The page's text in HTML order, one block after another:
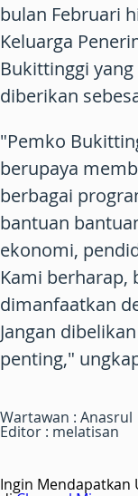
bulan Februari
Keluarga
Bukittinggi
diberikan
"Pemko
berupaya
berbagai
bantuan
ekonomi,
Kami berharap,
dimanfaatkan
Jangan
penting,"
Wartawan : Anasrul
Editor : melatisan
Ingin Mendapatkan